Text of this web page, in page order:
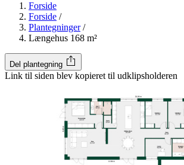
Forside
Forside /
Plantegninger /
Længehus 168 m²
Del plantegning
Link til siden blev kopieret til udklipsholderen